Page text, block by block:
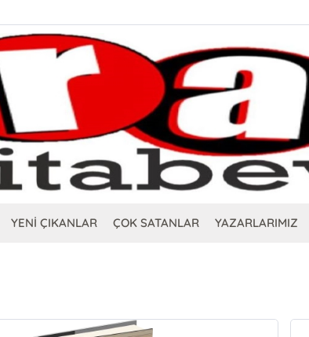
YENİ ÇIKANLAR ÇOK SATANLAR YAZARLARIMIZ